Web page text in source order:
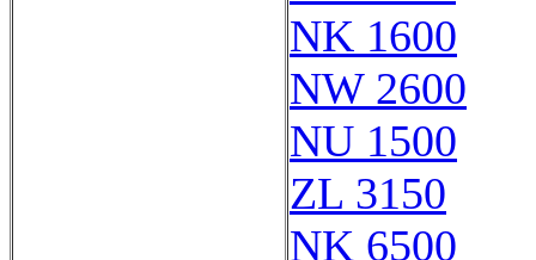
NK 1600
NW 2600
NU 1500
ZL 3150
NK 6500